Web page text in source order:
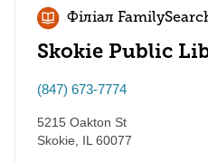
Філіал
Skokie Public
(847) 673-7774
5215 Oakton St
Skokie
IL 60077